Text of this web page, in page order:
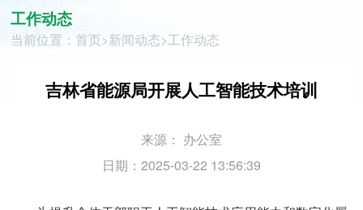
工作动态
当前位置：首页>新闻动态>工作动态
吉林省能源局开展人工智能技术培训
来源： 办公室
日期：2025-03-22 13:56:39